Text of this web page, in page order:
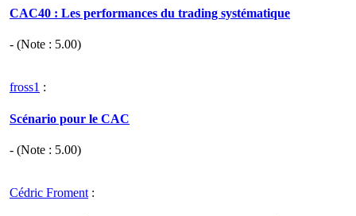
CAC40 : Les performances du trading systématique
- (Note : 5.00)
fross1 :
Scénario pour le CAC
- (Note : 5.00)
Cédric Froment :